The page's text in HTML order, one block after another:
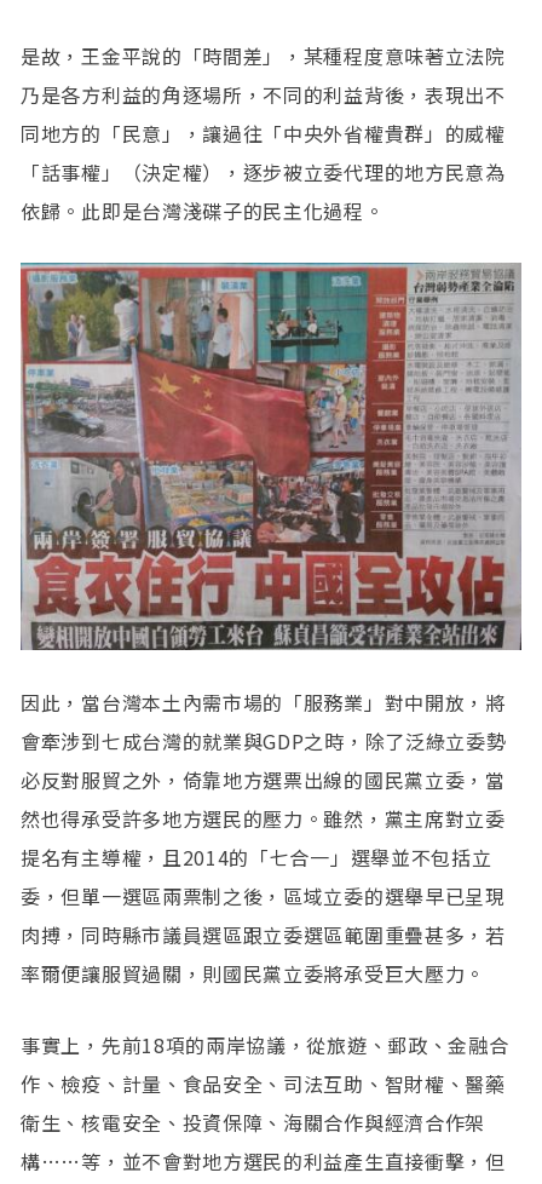
是故，王金平說的「時間差」，某種程度意味著立法院
乃是各方利益的角逐場所，不同的利益背後，表現出不
同地方的「民意」，讓過往「中央外省權貴群」的威權
「話事權」（決定權），逐步被立委代理的地方民意為
依歸。此即是台灣淺碟子的民主化過程。
因此，當台灣本土內需市場的「服務業」對中開放，將
會牽涉到七成台灣的就業與GDP之時，除了泛綠立委勢
必反對服貿之外，倚靠地方選票出線的國民黨立委，當
然也得承受許多地方選民的壓力。雖然，黨主席對立委
提名有主導權，且2014的「七合一」選舉並不包括立
委，但單一選區兩票制之後，區域立委的選舉早已呈現
肉搏，同時縣市議員選區跟立委選區範圍重疊甚多，若
率爾便讓服貿過關，則國民黨立委將承受巨大壓力。
事實上，先前18項的兩岸協議，從旅遊、郵政、金融合
作、檢疫、計量、食品安全、司法互助、智財權、醫藥
衛生、核電安全、投資保障、海關合作與經濟合作架
構……等，並不會對地方選民的利益產生直接衝擊，但